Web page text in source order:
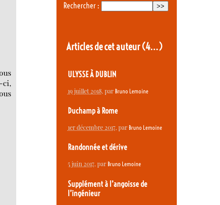
ci,
Rechercher :
Articles de cet auteur(4…)
ULYSSE À DUBLIN
19 juillet 2018, par Bruno Lemoine
Duchamp à Rome
1er décembre 2017, par Bruno Lemoine
Randonnée et dérive
5 juin 2017, par Bruno Lemoine
Supplément à l’angoisse de
l’ingénieur